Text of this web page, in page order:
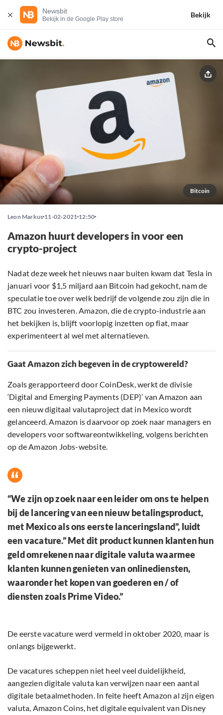
Newsbit
Bekijk in de Google Play store
Bekijk
Bitcoin
Leon Markus 11-02-2021 12:50
Amazon huurt developers in voor een
crypto-project
Nadat deze week het nieuws naar buiten kwam dat Tesla in
januari voor $1,5 miljard aan Bitcoin had gekocht, nam de
speculatie toe over welk bedrijf de volgende zou zijn die in
BTC zou investeren. Amazon, die de crypto-industrie aan
het bekijken is, blijft voorlopig inzetten op fiat, maar
experimenteert al wel met alternatieven.
Gaat Amazon zich begeven in de cryptowereld?
Zoals gerapporteerd door CoinDesk, werkt de divisie
‘Digital and Emerging Payments (DEP)’ van Amazon aan
een nieuw digitaal valutaproject dat in Mexico wordt
gelanceerd. Amazon is daarvoor op zoek naar managers en
developers voor softwareontwikkeling, volgens berichten
op de Amazon Jobs-website.
“We zijn op zoek naar een leider om ons te helpen
bij de lancering van een nieuw betalingsproduct,
met Mexico als ons eerste lanceringsland”, luidt
een vacature.” Met dit product kunnen klanten hun
geld omrekenen naar digitale valuta waarmee
klanten kunnen genieten van onlinediensten,
waaronder het kopen van goederen en / of
diensten zoals Prime Video.”
De eerste vacature werd vermeld in oktober 2020, maar is
onlangs bijgewerkt.
De vacatures scheppen niet heel veel duidelijkheid,
aangezien digitale valuta kan verwijzen naar een aantal
digitale betaalmethoden. In feite heeft Amazon al zijn eigen
valuta, Amazon Coins, het digitale equivalent van Disney